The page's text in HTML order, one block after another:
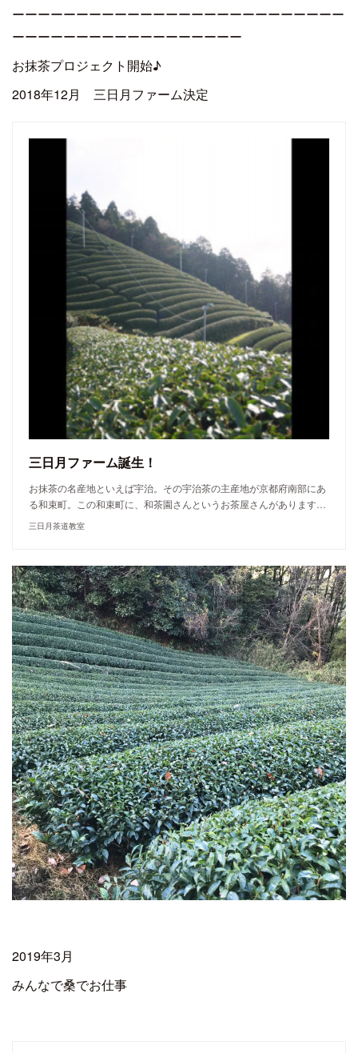
ーーーーーーーーーーーーーーーーーーーーーーーーーー
ーーーーーーーーーーーーーーーーーー
お抹茶プロジェクト開始♪
2018年12月 三日月ファーム決定
三日月ファーム誕生！
お抹茶の名産地といえば宇治。その宇治茶の主産地が京都府南部にあ
る和束町。この和束町に、和茶園さんというお茶屋さんがあります…
三日月茶道教室
2019年3月
みんなで桑でお仕事